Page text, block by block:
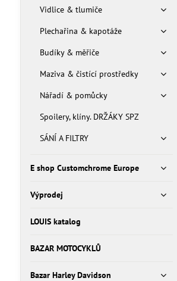
Vidlice & tlumiče
Plechařina & kapotáže
Budíky & měřiče
Maziva & čistící prostředky
Nářadí & pomůcky
Spoilery, klíny. DRŽÁKY SPZ
SÁNÍ A FILTRY
E shop Customchrome Europe
Výprodej
LOUIS katalog
BAZAR MOTOCYKLŮ
Bazar Harley Davidson